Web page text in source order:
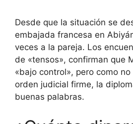
Desde que la situación se
embajada francesa en
veces a la pareja. Los
de «tensos», confirman que
«bajo control», pero como
orden judicial firme, la
buenas palabras.